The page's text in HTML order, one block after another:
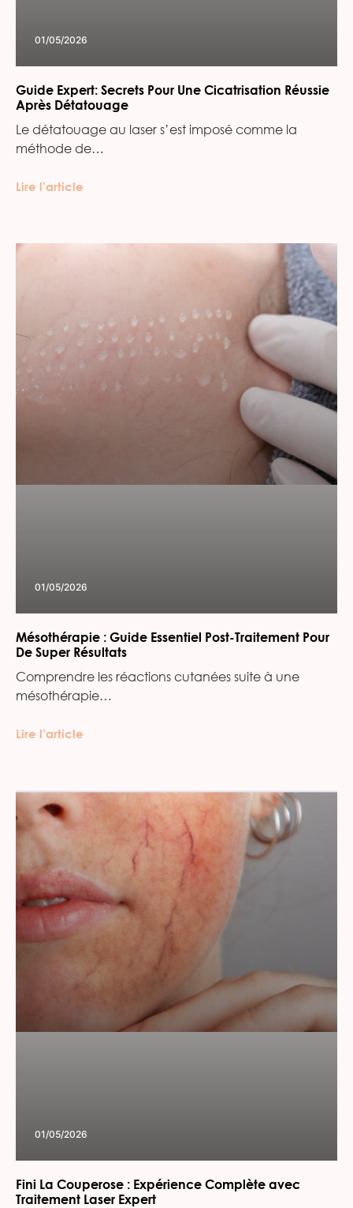
01/05/2026
Guide Expert: Secrets Pour Une Cicatrisation Réussie
Après Détatouage
Le détatouage au laser s’est imposé comme la
méthode de…
Lire l’article
01/05/2026
Mésothérapie : Guide Essentiel Post-Traitement Pour
De Super Résultats
Comprendre les réactions cutanées suite à une
mésothérapie…
Lire l’article
01/05/2026
Fini La Couperose : Expérience Complète avec
Traitement Laser Expert